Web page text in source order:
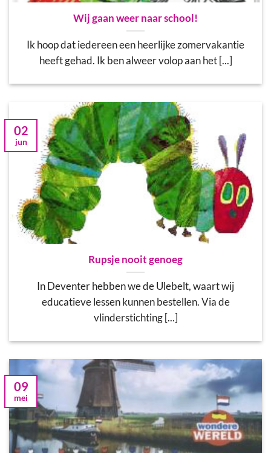
Wij gaan weer naar school!
Ik hoop dat iedereen een heerlijke zomervakantie
heeft gehad. Ik ben alweer volop aan het [...]
Rupsje nooit genoeg
In Deventer hebben we de Ulebelt, waart wij
educatieve lessen kunnen bestellen. Via de
vlinderstichting [...]
02
jun
09
mei